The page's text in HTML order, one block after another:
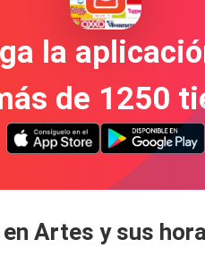
la
de 1250
Artes y sus